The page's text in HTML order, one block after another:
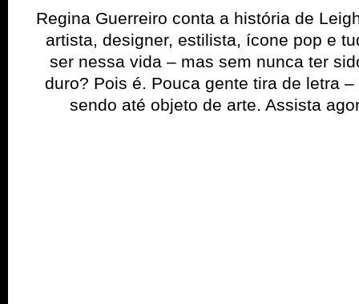
Regina Guerreiro conta a história de
artista, designer, estilista, ícone pop e
ser nessa vida – mas sem nunca ter
duro? Pois é. Pouca gente tira de letra
sendo até objeto de arte. Assista